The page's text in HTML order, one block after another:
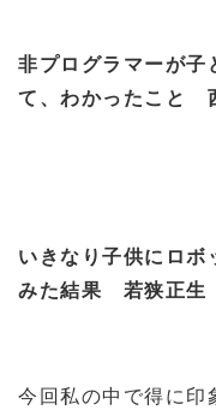
非プログラマーが子
て、わかったこと
いきなり子供にロボ
みた結果 若狭正生
今回私の中で得に印